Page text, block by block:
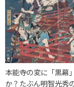
本能寺の変に「黒幕
か？たぶん明智光秀